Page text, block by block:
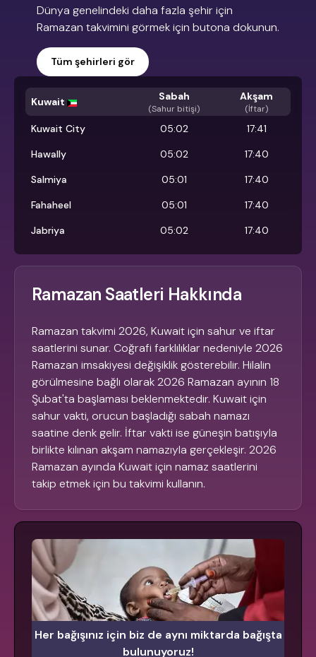
Dünya genelindeki daha fazla şehir için
Ramazan takvimini görmek için butona dokunun.
Tüm şehirleri gör
Kuwait Sabah
(Sahur bitişi)
Akşam
(İftar)
Kuwait City 05:02
17:41
Hawally
05:02
17:40
Salmiya
05:01
17:40
Fahaheel
05:01
17:40
Jabriya
05:02 17:40
Ramazan Saatleri Hakkında
Ramazan takvimi 2026, Kuwait için sahur ve iftar
saatlerini sunar. Coğrafi farklılıklar nedeniyle 2026
Ramazan imsakiyesi değişiklik gösterebilir. Hilalin
görülmesine bağlı olarak 2026 Ramazan ayının 18
Şubat'ta başlaması beklenmektedir. Kuwait için
sahur vakti, orucun başladığı sabah namazı
saatine denk gelir. İftar vakti ise güneşin batışıyla
birlikte kılınan akşam namazıyla gerçekleşir. 2026
Ramazan ayında Kuwait için namaz saatlerini
takip etmek için bu takvimi kullanın.
Her bağışınız için biz de aynı miktarda bağışta
bulunuyoruz!